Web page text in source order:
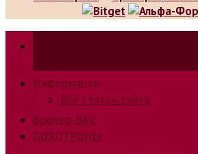
Информация
Все статьи сайта
Брокер БКС
ЛОХОТРОНЫ